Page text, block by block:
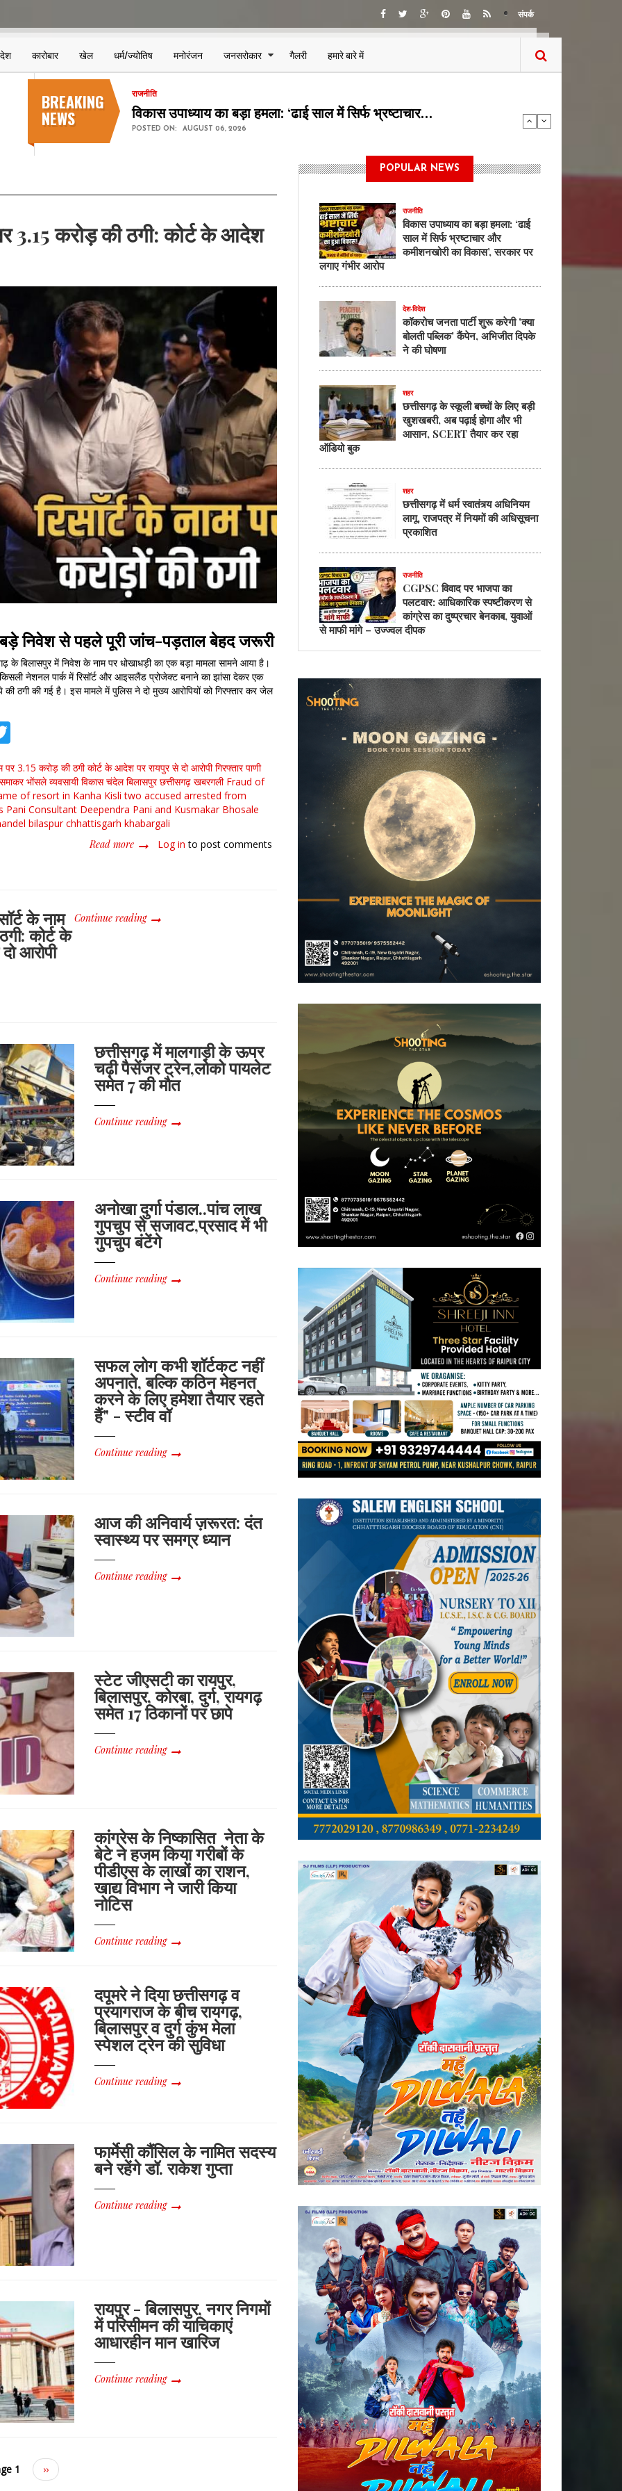
संपर्क
कारोबार खेल धर्म/ज्योतिष मनोरंजन जनसरोकार गैलरी हमारे बारे में
BREAKING
NEWS
देश-विदेश
कॉकरोच जनता पार्टी शुरू करेगी 'क्या बोलती पब्लिक…
POSTED ON: AUGUST 06, 2026
3.15 करोड़ की ठगी: कोर्ट के आदेश
निवेश से पहले पूरी जांच-पड़ताल बेहद जरूरी
के बिलासपुर में निवेश के नाम पर धोखाधड़ी का एक बड़ा मामला सामने आया है।
किसली नेशनल पार्क में रिसॉर्ट और आइसलैंड प्रोजेक्ट बनाने का झांसा देकर एक
की ठगी की गई है। इस मामले में पुलिस ने दो मुख्य आरोपियों को गिरफ्तार कर जेल
पर 3.15 करोड़ की ठगी कोर्ट के आदेश पर रायपुर से दो आरोपी गिरफ्तार पाणी
भोंसले व्यवसायी विकास चंदेल बिलासपुर छत्तीसगढ़ खबरगली Fraud of
of resort in Kanha Kisli two accused arrested from
Pani Consultant Deependra Pani and Kusmakar Bhosale
bilaspur chhattisgarh khabargali
Read more about
के
नाम
पर
रायपुर
से
गिरफ्तार
Log in to post comments
के नाम
कोर्ट के
आरोपी
Continue reading
छत्तीसगढ़ में मालगाड़ी के ऊपर
चढ़ी पैसेंजर ट्रेन,लोको पायलेट
समेत 7 की मौत
Continue reading
अनोखा दुर्गा पंडाल..पांच लाख
गुपचुप से सजावट,प्रसाद में भी
गुपचुप बंटेंगे
Continue reading
सफल लोग कभी शॉर्टकट नहीं
अपनाते, बल्कि कठिन मेहनत
करने के लिए हमेशा तैयार रहते
हैं" - स्टीव वॉ
Continue reading
आज की अनिवार्य ज़रूरत: दंत
स्वास्थ्य पर समग्र ध्यान
Continue reading
स्टेट जीएसटी का रायपुर,
बिलासपुर, कोरबा, दुर्ग, रायगढ़
समेत 17 ठिकानों पर छापे
Continue reading
कांग्रेस के निष्कासित नेता के
बेटे ने हजम किया गरीबों के
पीडीएस के लाखों का राशन,
खाद्य विभाग ने जारी किया
नोटिस
Continue reading
दपूमरे ने दिया छत्तीसगढ़ व
प्रयागराज के बीच रायगढ़,
बिलासपुर व दुर्ग कुंभ मेला
स्पेशल ट्रेन की सुविधा
Continue reading
फार्मेसी कौंसिल के नामित सदस्य
बने रहेंगे डॉ. राकेश गुप्ता
Continue reading
रायपुर - बिलासपुर, नगर निगमों
में परिसीमन की याचिकाएं
आधारहीन मान खारिज
Continue reading
1
Next
page
››
POPULAR NEWS
राजनीति
विकास उपाध्याय का बड़ा हमला: ‘ढाई
साल में सिर्फ भ्रष्टाचार और
कमीशनखोरी का विकास’, सरकार पर
लगाए गंभीर आरोप
देश-विदेश
कॉकरोच जनता पार्टी शुरू करेगी 'क्या
बोलती पब्लिक' कैंपेन, अभिजीत दिपके
ने की घोषणा
शहर
छत्तीसगढ़ के स्कूली बच्चों के लिए बड़ी
खुशखबरी, अब पढ़ाई होगा और भी
आसान, SCERT तैयार कर रहा
ऑडियो बुक
शहर
छत्तीसगढ़ में धर्म स्वातंत्र्य अधिनियम
लागू, राजपत्र में नियमों की अधिसूचना
प्रकाशित
राजनीति
CGPSC विवाद पर भाजपा का
पलटवार: आधिकारिक स्पष्टीकरण से
कांग्रेस का दुष्प्रचार बेनकाब, युवाओं
से माफी मांगे – उज्ज्वल दीपक